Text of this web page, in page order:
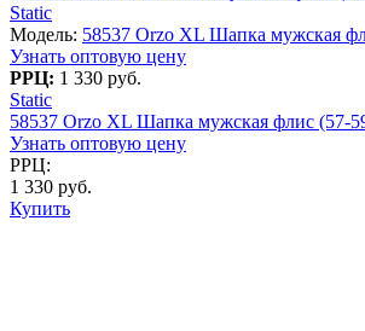
Static
Модель: 58537 Orzo XL Шапка мужская
Узнать оптовую цену
РРЦ: 1 330 руб.
Static
58537 Orzo XL Шапка мужская флис (57-
Узнать оптовую цену
РРЦ:
1 330 руб.
Купить